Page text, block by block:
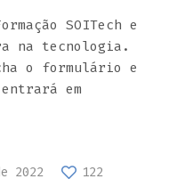
SOITech e
na tecnologia.
o formulário e
em
2022
122